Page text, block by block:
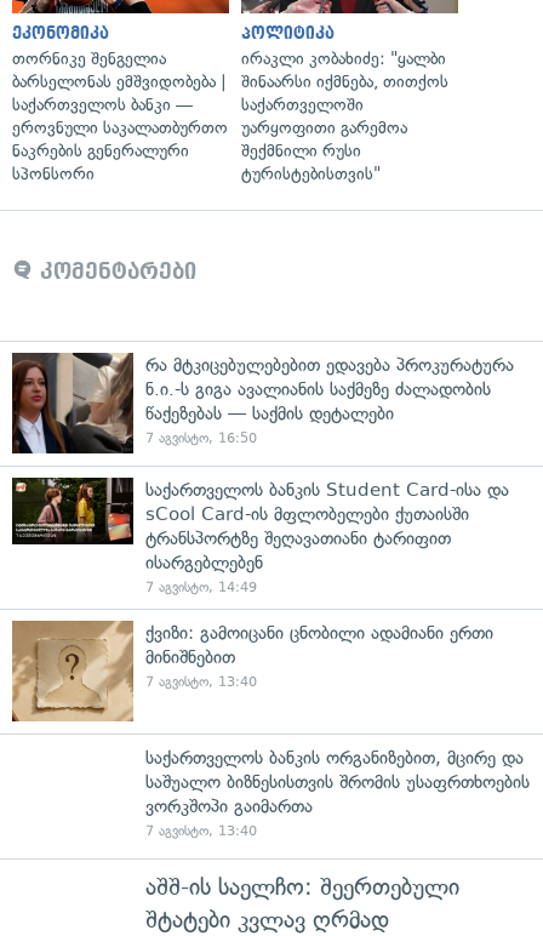
ეკონომიკა
თორნიკე შენგელია
ბარსელონას ემშვიდობება |
საქართველოს ბანკი —
ეროვნული საკალათბურთო
ნაკრების გენერალური
სპონსორი
პოლიტიკა
ირაკლი კობახიძე: "ყალბი
შინაარსი იქმნება, თითქოს
საქართველოში
უარყოფითი გარემოა
შექმნილი რუსი
ტურისტებისთვის"
კომენტარები
რა მტკიცებულებებით ედავება პროკურატურა
ნ.ი.-ს გიგა ავალიანის საქმეზე ძალადობის
წაქეზებას — საქმის დეტალები
7 აგვისტო, 16:50
საქართველოს ბანკის Student Card-ისა და
sCool Card-ის მფლობელები ქუთაისში
ტრანსპორტზე შეღავათიანი ტარიფით
ისარგებლებენ
7 აგვისტო, 14:49
ქვიზი: გამოიცანი ცნობილი ადამიანი ერთი
მინიშნებით
7 აგვისტო, 13:40
საქართველოს ბანკის ორგანიზებით, მცირე და
საშუალო ბიზნესისთვის შრომის უსაფრთხოების
ვორკშოპი გაიმართა
7 აგვისტო, 13:40
აშშ-ის საელჩო: შეერთებული
შტატები კვლავ ღრმად